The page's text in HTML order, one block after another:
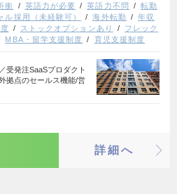
衝 英語力が必要 英語力不問
転勤
ル採用（未経験可） 海外転勤
年収
ストックオプションあり
フレック
MBA・留学支援制度 育児支援制度
受発注SaaSプロダクト
拠点のセールス機能/営
詳細へ